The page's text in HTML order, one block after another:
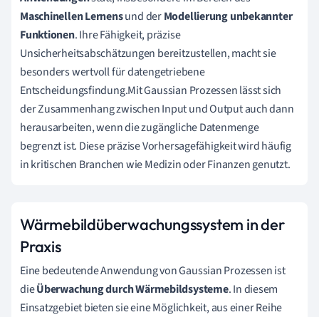
Maschinellen Lernensund derModellierung unbekannter
Funktionen. Ihre Fähigkeit, präzise
Unsicherheitsabschätzungen bereitzustellen, macht sie
besonders wertvoll für datengetriebene
Entscheidungsfindung.Mit Gaussian Prozessen lässt sich
der Zusammenhang zwischen Input und Output auch dann
herausarbeiten, wenn die zugängliche Datenmenge
begrenzt ist. Diese präzise Vorhersagefähigkeit wird häufig
in kritischen Branchen wie Medizin oder Finanzen genutzt.
Wärmebildüberwachungssystem in der
Praxis
Eine bedeutende Anwendung von Gaussian Prozessen ist
dieÜberwachung durch Wärmebildsysteme. In diesem
Einsatzgebiet bieten sie eine Möglichkeit, aus einer Reihe